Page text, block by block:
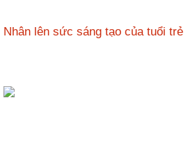
Nhân lên sức sáng tạo của tuổi trẻ